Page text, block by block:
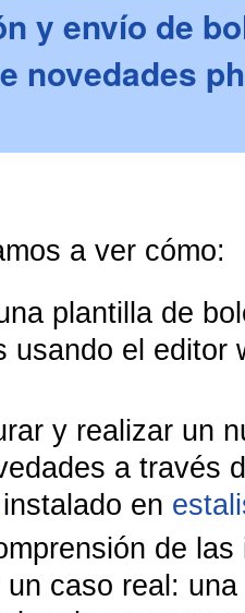
y envío de
novedades
a ver cómo:
plantilla de
usando el editor
y realizar un
a través
instalado en
de
caso real: